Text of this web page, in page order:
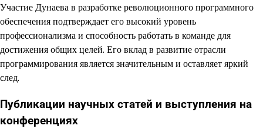
Участие Дунаева в разработке революционного программного
обеспечения подтверждает его высокий уровень
профессионализма и способность работать в команде для
достижения общих целей. Его вклад в развитие отрасли
программирования является значительным и оставляет яркий
след.
Публикации научных статей и выступления на
конференциях